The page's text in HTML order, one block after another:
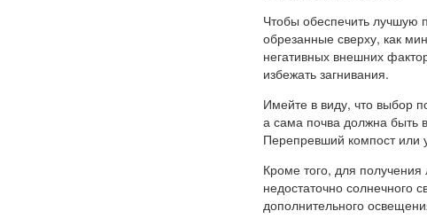
Чтобы обеспечить лучшую
обрезанные сверху, как
негативных внешних
избежать загнивания.
Имейте в виду, что выбор
а сама почва должна быть
Перепревший компост или
Кроме того, для
недостаточно солнечного
дополнительного